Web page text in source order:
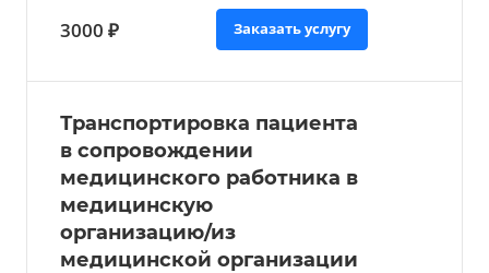
3000 ₽ Заказать услугу
Транспортировка пациента
в сопровождении
медицинского работника в
медицинскую
организацию/из
медицинской организации